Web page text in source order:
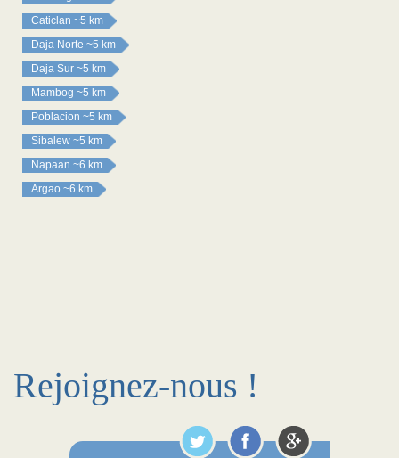
Caticlan ~5 km
Daja Norte ~5 km
Daja Sur ~5 km
Mambog ~5 km
Poblacion ~5 km
Sibalew ~5 km
Napaan ~6 km
Argao ~6 km
Rejoignez-nous !